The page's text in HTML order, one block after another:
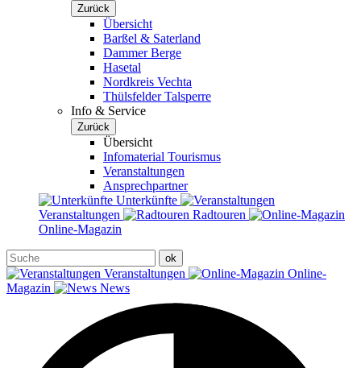
Zurück
Übersicht
Barßel & Saterland
Dammer Berge
Hasetal
Nordkreis Vechta
Thülsfelder Talsperre
Info & Service
Zurück
Übersicht
Infomaterial Tourismus
Veranstaltungen
Ansprechpartner
Unterkünfte
Veranstaltungen
Radtouren
Online-Magazin
Veranstaltungen
Online-
Magazin
News